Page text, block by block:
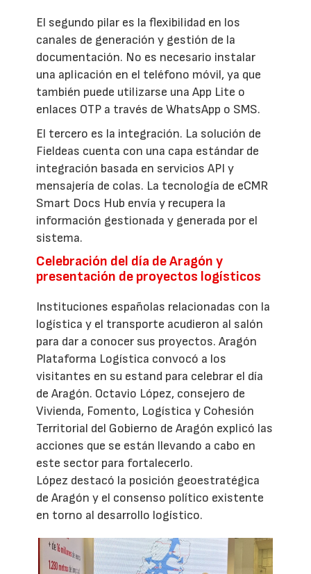
El segundo pilar es la flexibilidad en los
canales de generación y gestión de la
documentación. No es necesario instalar
una aplicación en el teléfono móvil, ya que
también puede utilizarse una App Lite o
enlaces OTP a través de WhatsApp o SMS.
El tercero es la integración. La solución de
Fieldeas cuenta con una capa estándar de
integración basada en servicios API y
mensajería de colas. La tecnología de eCMR
Smart Docs Hub envía y recupera la
información gestionada y generada por el
sistema.
Celebración del día de Aragón y
presentación de proyectos logísticos
Instituciones españolas relacionadas con la
logística y el transporte acudieron al salón
para dar a conocer sus proyectos. Aragón
Plataforma Logística convocó a los
visitantes en su estand para celebrar el día
de Aragón. Octavio López, consejero de
Vivienda, Fomento, Logística y Cohesión
Territorial del Gobierno de Aragón explicó las
acciones que se están llevando a cabo en
este sector para fortalecerlo.
López destacó la posición geoestratégica
de Aragón y el consenso político existente
en torno al desarrollo logístico.